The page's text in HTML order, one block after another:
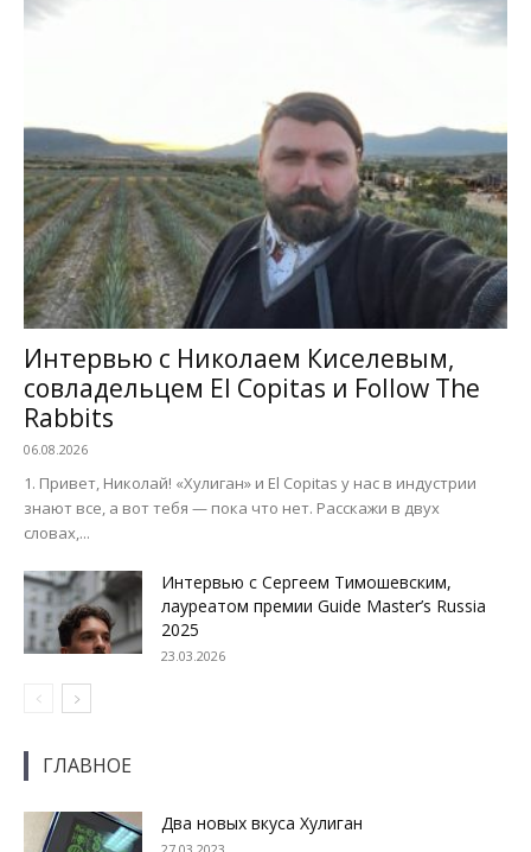
Интервью с Николаем Киселевым,
совладельцем El Copitas и Follow The
Rabbits
06.08.2026
1. Привет, Николай! «Хулиган» и El Copitas у нас в индустрии
знают все, а вот тебя — пока что нет. Расскажи в двух
словах,...
Интервью с Сергеем Тимошевским,
лауреатом премии Guide Master’s Russia
2025
23.03.2026
ГЛАВНОЕ
Два новых вкуса Хулиган